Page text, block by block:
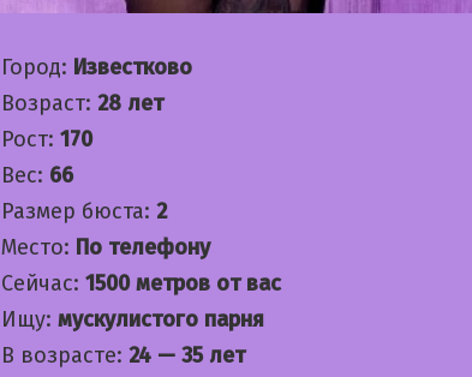
Город: Известково
Возраст: 28 лет
Рост: 170
Вес: 66
Размер бюста: 2
Место: По телефону
Сейчас: 1500 метров от вас
Ищу: мускулистого парня
В возрасте: 24 — 35 лет